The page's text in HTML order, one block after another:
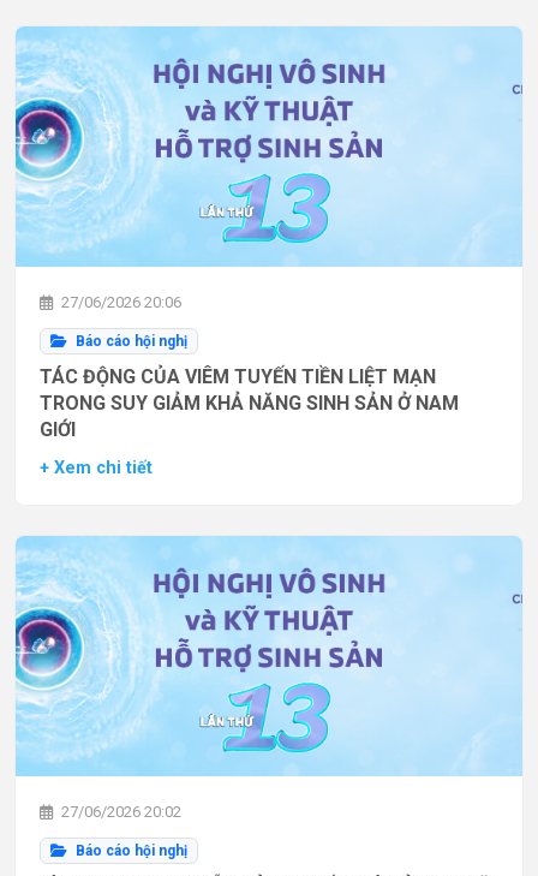
27/06/2026 20:06
Báo cáo hội nghị
TÁC ĐỘNG CỦA VIÊM TUYẾN TIỀN LIỆT MẠN
TRONG SUY GIẢM KHẢ NĂNG SINH SẢN Ở NAM
GIỚI
+ Xem chi tiết
27/06/2026 20:02
Báo cáo hội nghị